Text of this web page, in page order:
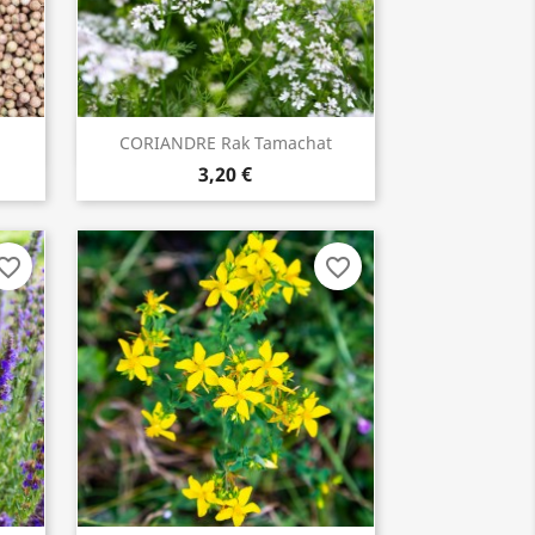
CORIANDRE Rak Tamachat
3,20 €
INDISPONIBLE
favorite_border